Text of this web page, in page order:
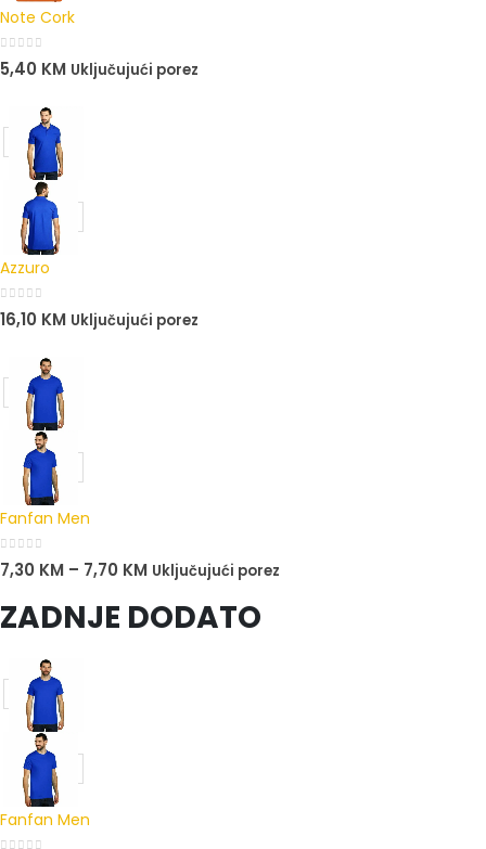
Note Cork
0out of 5
5,40 KM Uključujući porez
Azzuro
0out of 5
16,10 KM Uključujući porez
Fanfan Men
0out of 5
7,30 KM – 7,70 KM Uključujući porez
ZADNJE DODATO
Fanfan Men